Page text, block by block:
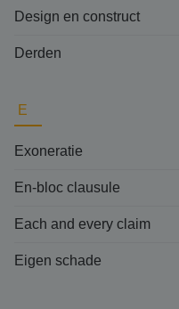
Design en construct
Derden
E
Exoneratie
En-bloc clausule
Each and every claim
Eigen schade